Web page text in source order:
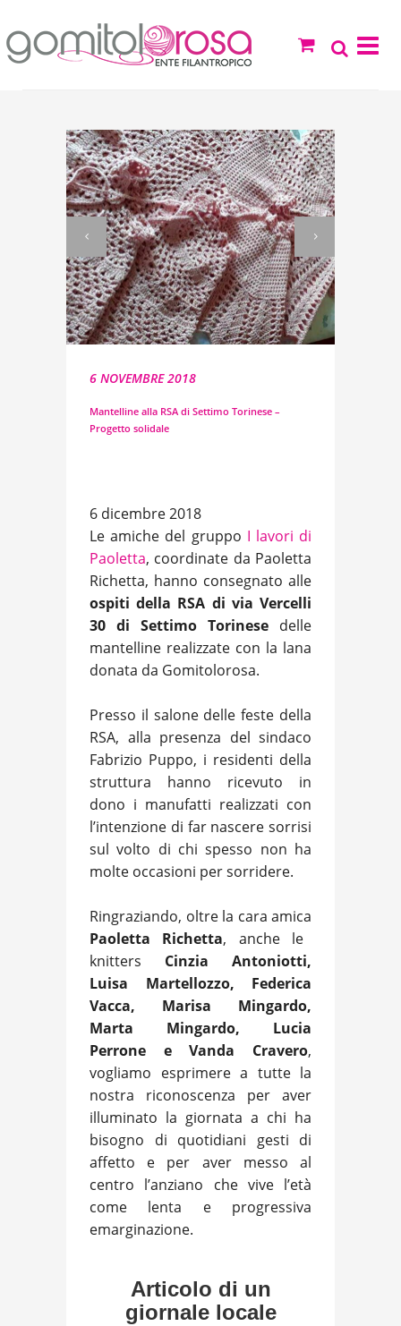
6 NOVEMBRE 2018
Mantelline alla RSA di Settimo Torinese –
Progetto solidale
6 dicembre 2018
Le amiche del gruppo I lavori di
Paoletta, coordinate da Paoletta
Richetta, hanno consegnato alle
ospiti della RSA di via Vercelli
30 di Settimo Torinese delle
mantelline realizzate con la lana
donata da Gomitolorosa.
Presso il salone delle feste della
RSA, alla presenza del sindaco
Fabrizio Puppo, i residenti della
struttura hanno ricevuto in
dono i manufatti realizzati con
l’intenzione di far nascere sorrisi
sul volto di chi spesso non ha
molte occasioni per sorridere.
Ringraziando, oltre la cara amica
Paoletta Richetta, anche le
knitters Cinzia Antoniotti,
Luisa Martellozzo, Federica
Vacca, Marisa Mingardo,
Marta Mingardo, Lucia
Perrone e Vanda Cravero,
vogliamo esprimere a tutte la
nostra riconoscenza per aver
illuminato la giornata a chi ha
bisogno di quotidiani gesti di
affetto e per aver messo al
centro l’anziano che vive l’età
come lenta e progressiva
emarginazione.
Articolo di un
giornale locale